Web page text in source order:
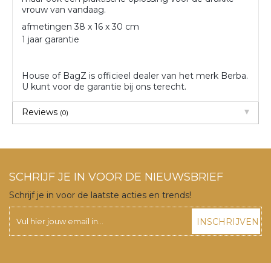
vrouw van vandaag.
afmetingen 38 x 16 x 30 cm
1 jaar garantie
House of BagZ is officieel dealer van het merk Berba.
U kunt voor de garantie bij ons terecht.
Reviews (0)
SCHRIJF JE IN VOOR DE NIEUWSBRIEF
Schrijf je in voor de laatste acties en trends!
INSCHRIJVEN